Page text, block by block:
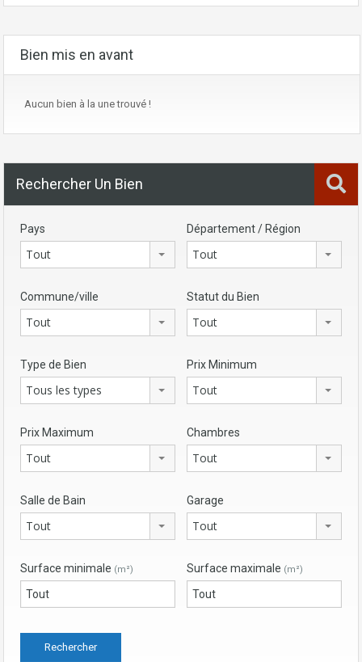
Bien mis en avant
Aucun bien à la une trouvé !
Rechercher Un Bien
Pays
Tout
Département / Région
Tout
Commune/ville
Tout
Statut du Bien
Tout
Type de Bien
Tous les types
Prix Minimum
Tout
Prix Maximum
Tout
Chambres
Tout
Salle de Bain
Tout
Garage
Tout
Surface minimale (m²) Surface maximale (m²)